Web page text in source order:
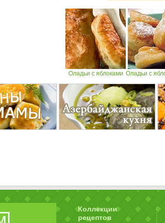
Оладьи с яблоками Оладьи с
Коллекции
рецептов